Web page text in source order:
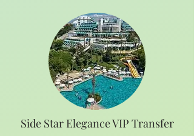
Side Star Elegance VIP Transfer